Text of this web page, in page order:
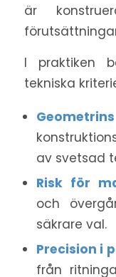
är
I praktiken
tekniska
av svetsad
Risk för
och
säkrare val.
Precision i
från